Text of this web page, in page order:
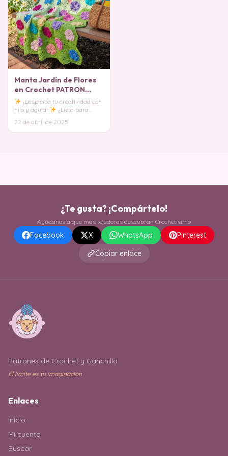
Manta Jardín de Flores
en Crochet PATRON
GRATIS
¡Despierta tu creatividad con
hilo y aguja!
¿Lista para
mundo del c
22 de abril de 2025
¿Te gusta? ¡Compártelo!
Ayúdanos a que más tejedoras descubran Crochetísimo
Facebook X WhatsApp
Pinterest
Copiar enlace
Patrones de Crochet y Ganchillo
El límite es tu imaginación
Enlaces
Inicio
Mi cuenta
Buscar